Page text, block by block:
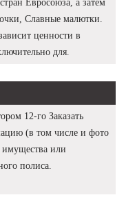
Евросоюза, а затем
Славные малютки.
ценности в
для.
12-го Заказать
(в том числе и фото
имущества или
полиса.